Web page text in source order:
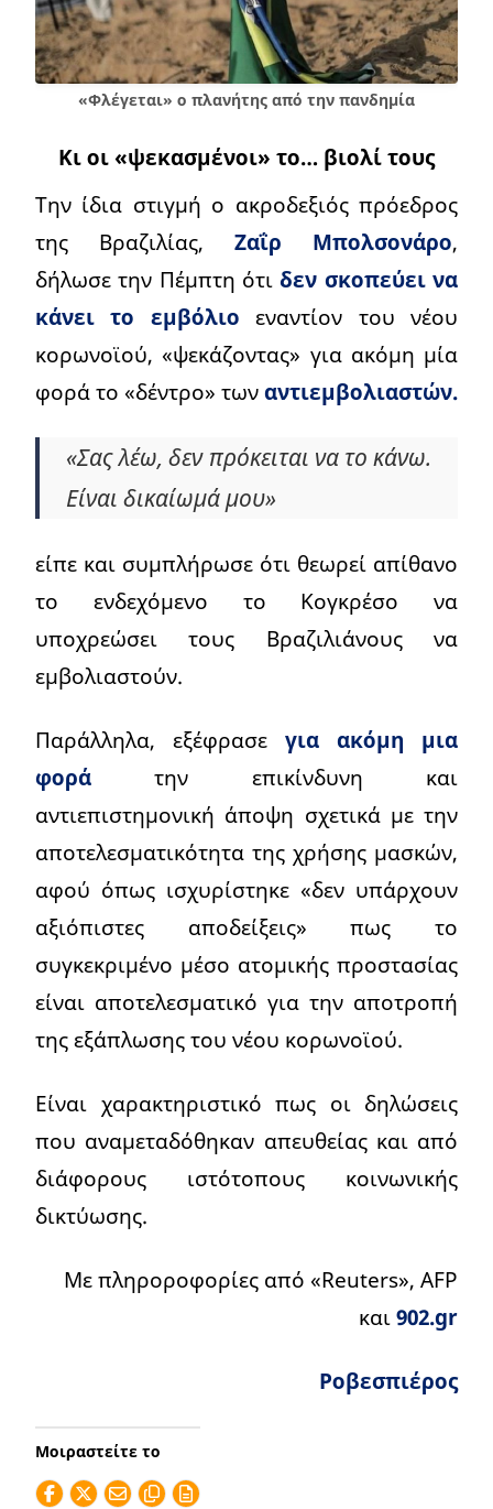
«Φλέγεται» ο πλανήτης από την πανδημία
Κι οι «ψεκασμένοι» το… βιολί τους
Την ίδια στιγμή ο ακροδεξιός πρόεδρος
της Βραζιλίας, Ζαΐρ Μπολσονάρο,
δήλωσε την Πέμπτη ότιδεν σκοπεύει να
κάνει το εμβόλιο εναντίον του νέου
κορωνοϊού, «ψεκάζοντας» για ακόμη μία
φορά το «δέντρο» τωναντιεμβολιαστών.
«Σας λέω, δεν πρόκειται να το κάνω.
Είναι δικαίωμά μου»
είπε και συμπλήρωσε ότι θεωρεί απίθανο
το ενδεχόμενο το Κογκρέσο να
υποχρεώσει τους Βραζιλιάνους να
εμβολιαστούν.
Παράλληλα, εξέφρασε για ακόμη μια
φορά την επικίνδυνη και
αντιεπιστημονική άποψη σχετικά με την
αποτελεσματικότητα της χρήσης μασκών,
αφού όπως ισχυρίστηκε «δεν υπάρχουν
αξιόπιστες αποδείξεις» πως το
συγκεκριμένο μέσο ατομικής προστασίας
είναι αποτελεσματικό για την αποτροπή
της εξάπλωσης του νέου κορωνοϊού.
Είναι χαρακτηριστικό πως οι δηλώσεις
που αναμεταδόθηκαν απευθείας και από
διάφορους ιστότοπους κοινωνικής
δικτύωσης.
Με πληροροφορίες από «Reuters», AFP
και902.gr
Ροβεσπιέρος
Μοιραστείτε το